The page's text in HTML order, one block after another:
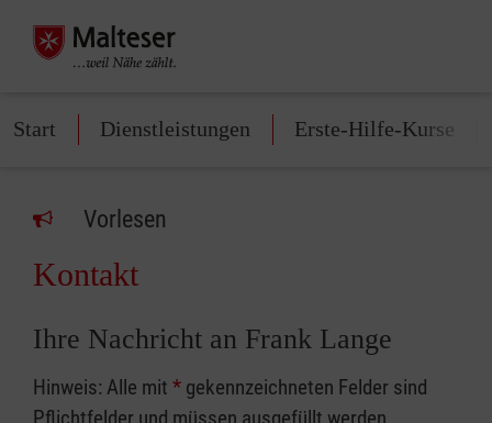
Start Dienstleistungen Erste-Hilfe-Kurse
Vorlesen
Kontakt
Ihre Nachricht an Frank Lange
Hinweis: Alle mit * gekennzeichneten Felder sind